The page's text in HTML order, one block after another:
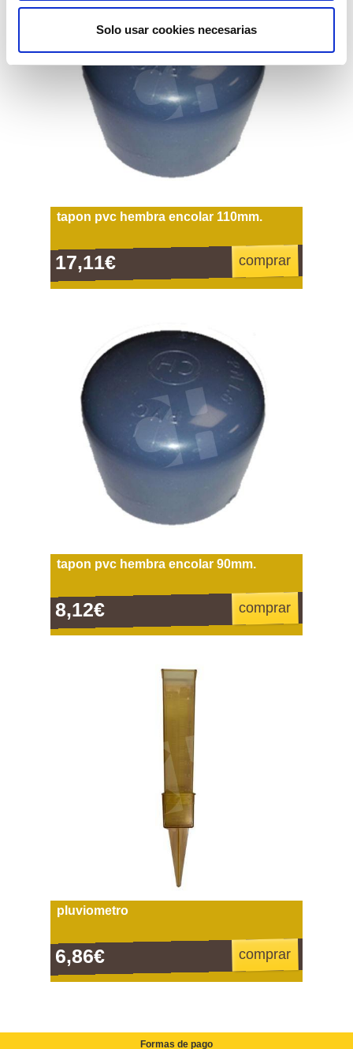
Solo usar cookies necesarias
tapon pvc hembra encolar 110mm.
17,11€ comprar
tapon pvc hembra encolar 90mm.
8,12€ comprar
pluviometro
6,86€ comprar
Formas de pago